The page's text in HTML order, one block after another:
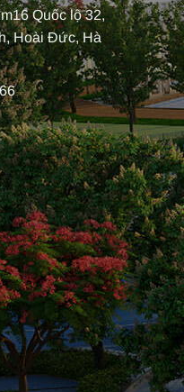
Quốc lộ 32,
Hoài Đức, Hà